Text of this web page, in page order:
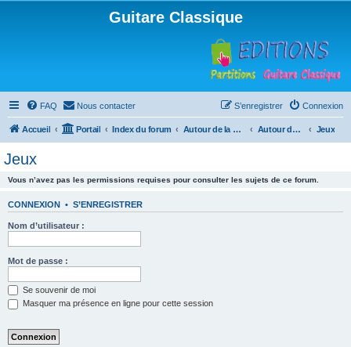
Guitare Classique
FAQ Nous contacter Connexion
S’enregistrer
Accueil Portail Index du forum Autour de la machine à café Autour de la machine à café Jeux
Jeux
Vous n’avez pas les permissions requises pour consulter les sujets de ce forum.
CONNEXION • S’ENREGISTRER
Nom d’utilisateur :
Mot de passe :
Se souvenir de moi
Masquer ma présence en ligne pour cette session